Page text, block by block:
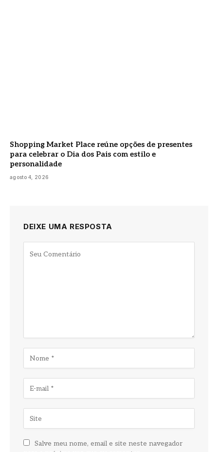
Shopping Market Place reúne opções de presentes
para celebrar o Dia dos Pais com estilo e
personalidade
agosto 4, 2026
DEIXE UMA RESPOSTA
Salve meu nome, email e site neste navegador